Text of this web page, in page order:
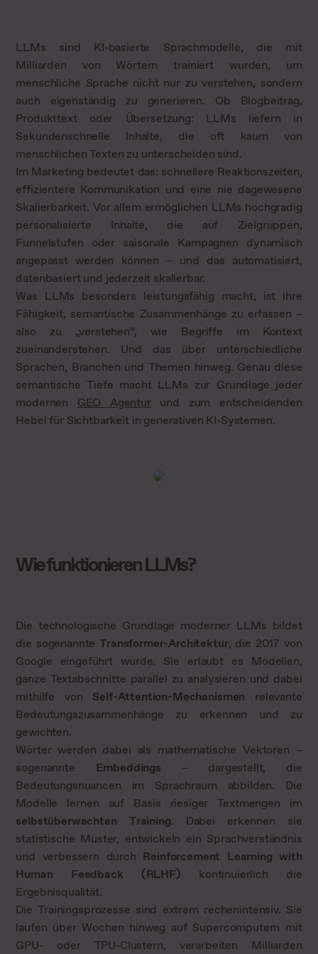
LLMs sind KI-basierte Sprachmodelle, die mit
Milliarden von Wörtern trainiert wurden, um
menschliche Sprache nicht nur zu verstehen, sondern
auch eigenständig zu generieren. Ob Blogbeitrag,
Produkttext oder Übersetzung: LLMs liefern in
Sekundenschnelle Inhalte, die oft kaum von
menschlichen Texten zu unterscheiden sind.
Im Marketing bedeutet das: schnellere Reaktionszeiten,
effizientere Kommunikation und eine nie dagewesene
Skalierbarkeit. Vor allem ermöglichen LLMs hochgradig
personalisierte Inhalte, die auf Zielgruppen,
Funnelstufen oder saisonale Kampagnen dynamisch
angepasst werden können – und das automatisiert,
datenbasiert und jederzeit skalierbar.
Was LLMs besonders leistungsfähig macht, ist ihre
Fähigkeit, semantische Zusammenhänge zu erfassen –
also zu „verstehen“, wie Begriffe im Kontext
zueinanderstehen. Und das über unterschiedliche
Sprachen, Branchen und Themen hinweg. Genau diese
semantische Tiefe macht LLMs zur Grundlage jeder
modernen GEO Agenturund zum entscheidenden
Hebel für Sichtbarkeit in generativen KI-Systemen.
Wie funktionieren LLMs?
Die technologische Grundlage moderner LLMs bildet
die sogenannteTransformer-Architektur, die 2017 von
Google eingeführt wurde. Sie erlaubt es Modellen,
ganze Textabschnitte parallel zu analysieren und dabei
mithilfe von Self-Attention-Mechanismen relevante
Bedeutungszusammenhänge zu erkennen und zu
gewichten.
Wörter werden dabei als mathematische Vektoren –
sogenannte Embeddings – dargestellt, die
Bedeutungsnuancen im Sprachraum abbilden. Die
Modelle lernen auf Basis riesiger Textmengen im
selbstüberwachten Training. Dabei erkennen sie
statistische Muster, entwickeln ein Sprachverständnis
und verbessern durch Reinforcement Learning with
Human Feedback (RLHF) kontinuierlich die
Ergebnisqualität.
Die Trainingsprozesse sind extrem rechenintensiv. Sie
laufen über Wochen hinweg auf Supercomputern mit
GPU- oder TPU-Clustern, verarbeiten Milliarden